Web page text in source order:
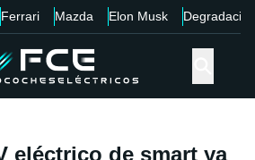
Ferrari Mazda Elon Musk Degradación
eléctrico de smart ya